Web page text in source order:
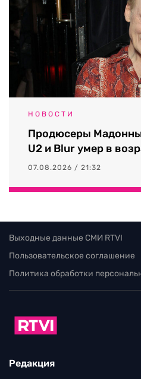
НОВОСТИ
Продюсеры
U2 и Blur умер в
07.08.2026 / 21:32
Выходные данные СМИ RTVI
Пользовательское соглашение
Политика обработки
Редакция